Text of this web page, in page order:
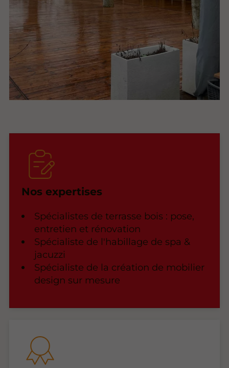
Nos expertises
Spécialistes de terrasse bois : pose,
entretien et rénovation
Spécialiste de l'habillage de spa &
jacuzzi
Spécialiste de la création de mobilier
design sur mesure